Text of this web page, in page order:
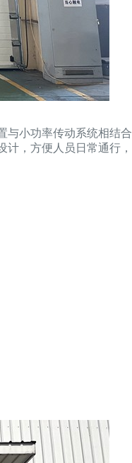
与小功率传动系统相结合
，方便人员日常通行，